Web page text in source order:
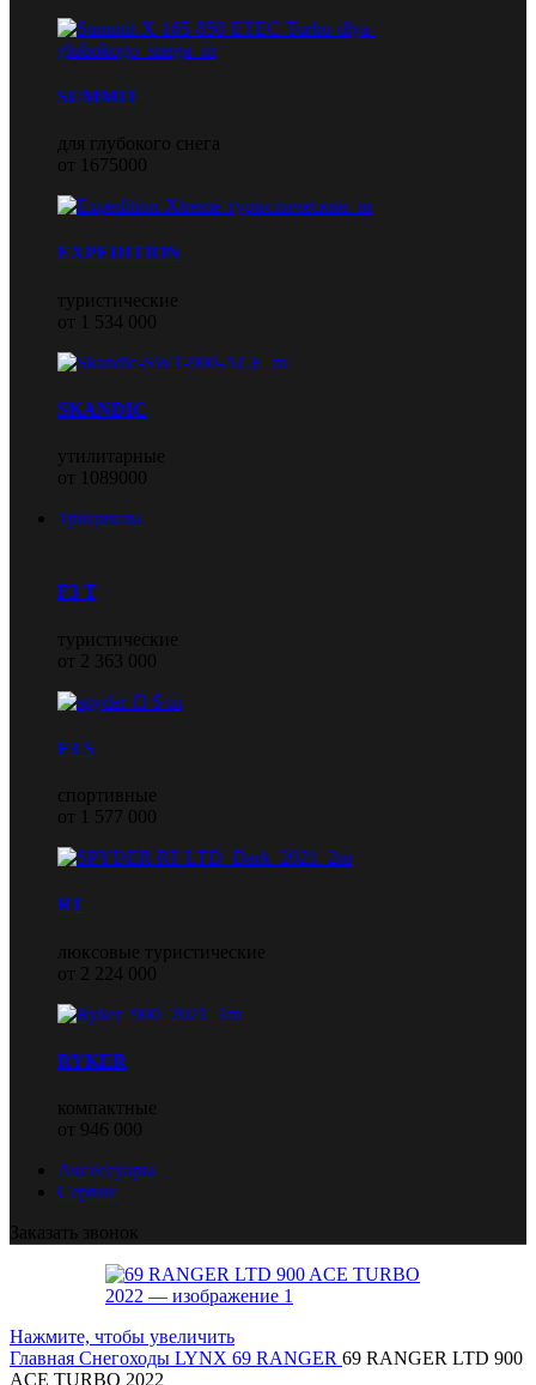
SUMMIT
для глубокого снега
от 1675000
EXPEDITION
туристические
от 1 534 000
SKANDIC
утилитарные
от 1089000
Трициклы
F3 T
туристические
от 2 363 000
F3 S
спортивные
от 1 577 000
RT
люксовые туристические
от 2 224 000
RYKER
компактные
от 946 000
Аксессуары
Сервис
Заказать звонок
Нажмите, чтобы увеличить
Главная Снегоходы LYNX 69 RANGER 69 RANGER LTD 900
ACE TURBO 2022